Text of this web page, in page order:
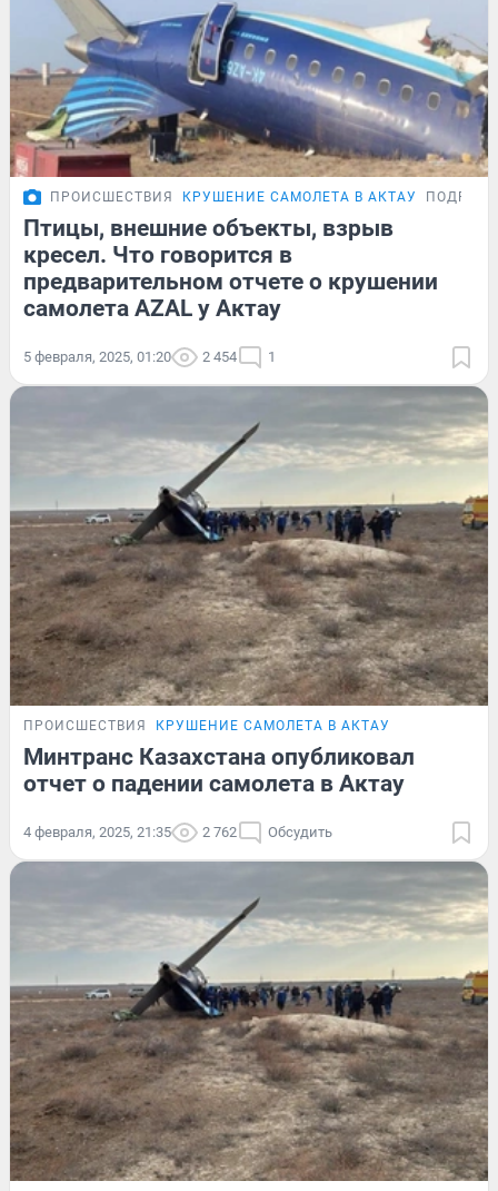
ПРОИСШЕСТВИЯ КРУШЕНИЕ САМОЛЕТА В АКТАУ
Птицы, внешние объекты, взрыв
кресел. Что говорится в
предварительном отчете о крушении
самолета AZAL у Актау
5 февраля, 2025, 01:20 2 454 1
ПРОИСШЕСТВИЯ КРУШЕНИЕ САМОЛЕТА В АКТАУ
Минтранс Казахстана опубликовал
отчет о падении самолета в Актау
4 февраля, 2025, 21:35 2 762 Обсудить